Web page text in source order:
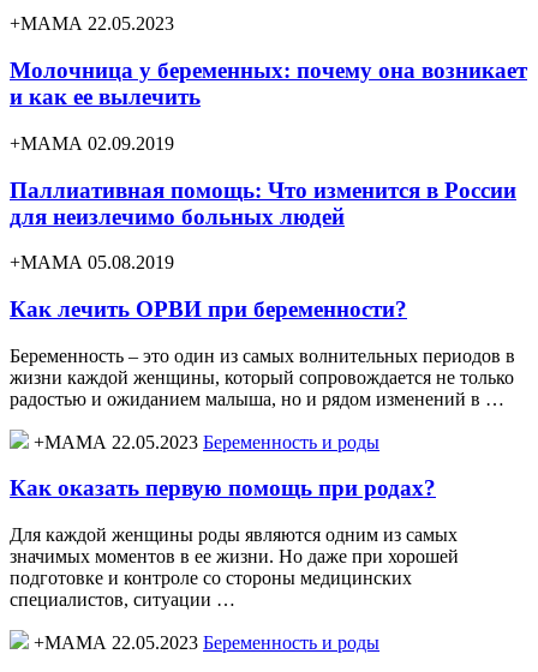
+МАМА 22.05.2023
Молочница у беременных: почему она возникает
и как ее вылечить
+МАМА 02.09.2019
Паллиативная помощь: Что изменится в России
для неизлечимо больных людей
+МАМА 05.08.2019
Как лечить ОРВИ при беременности?
Беременность – это один из самых волнительных периодов в
жизни каждой женщины, который сопровождается не только
радостью и ожиданием малыша, но и рядом изменений в …
+МАМА 22.05.2023 Беременность и роды
Как оказать первую помощь при родах?
Для каждой женщины роды являются одним из самых
значимых моментов в ее жизни. Но даже при хорошей
подготовке и контроле со стороны медицинских
специалистов, ситуации …
+МАМА 22.05.2023 Беременность и роды